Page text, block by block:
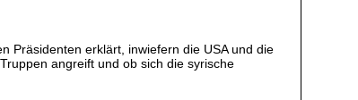
Präsidenten erklärt, inwiefern die USA und die
angreift und ob sich die syrische